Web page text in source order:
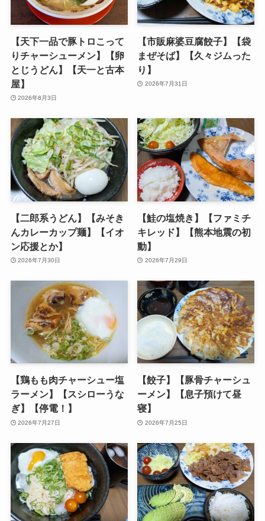
【天下一品で豚トロこって
りチャーシューメン】【卵
とじうどん】【天一と古本
屋】
2026年8月3日
【市販麻婆豆腐餃子】【袋
まぜそば】【久々ジムった
り】
2026年7月31日
【二郎系うどん】【みそき
んカレーカップ麺】【イオ
ン応援とか】
2026年7月30日
【鮭の塩焼き】【ファミチ
キレッド】【熊本地震の初
動】
2026年7月29日
【鶏もも肉チャーシュー塩
ラーメン】【スシローうな
ぎ】【停電！】
2026年7月27日
【餃子】【豚骨チャーシュ
ーメン】【息子預けて昼
寝】
2026年7月25日